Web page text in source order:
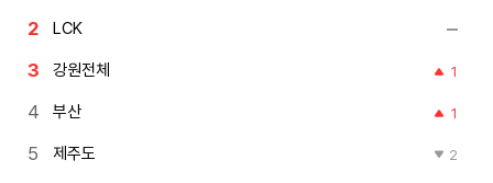
LCK
강원전체 1
부산 1
제주도 2